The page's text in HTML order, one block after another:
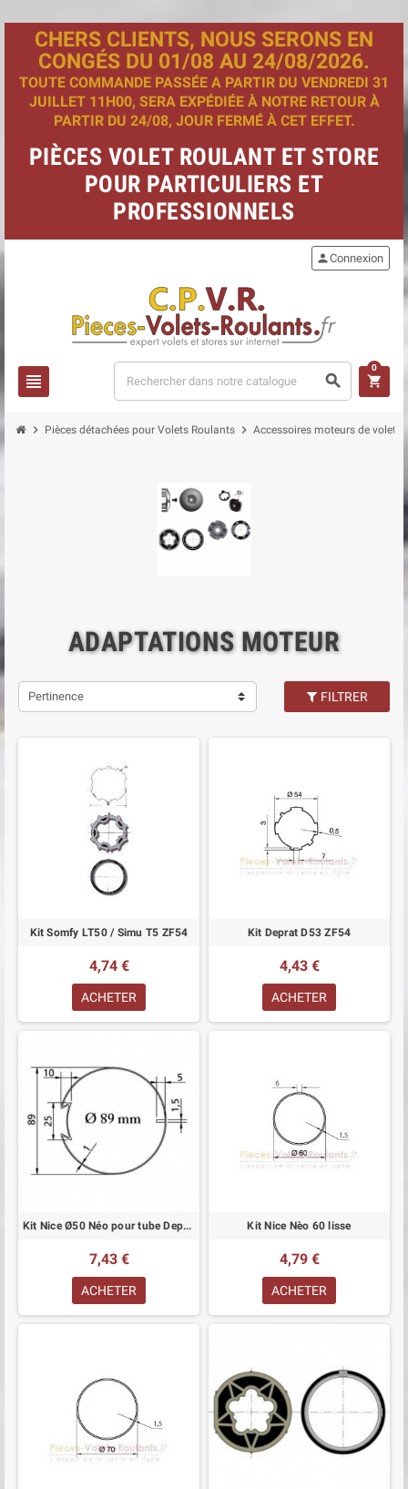
CHERS CLIENTS, NOUS SERONS EN
CONGÉS DU 01/08 AU 24/08/2026.
TOUTE COMMANDE PASSÉE A PARTIR DU VENDREDI 31
JUILLET 11H00, SERA EXPÉDIÉE À NOTRE RETOUR À
PARTIR DU 24/08, JOUR FERMÉ À CET EFFET.
PIÈCES VOLET ROULANT ET STORE
POUR PARTICULIERS ET
PROFESSIONNELS
view_headline search
personConnexion
shopping_cart
0
chevron_right Pièces détachées pour Volets Roulants chevron_right Accessoires moteurs de volet
ADAPTATIONS MOTEUR
Pertinence FILTRER
Kit Somfy LT50 / Simu T5 ZF54
4,74 €
ACHETER
Kit Deprat D53 ZF54
4,43 €
ACHETER
Kit Nice Ø50 Néo pour tube Deprat 89
7,43 €
ACHETER
Kit Nice Nèo 60 lisse
4,79 €
ACHETER